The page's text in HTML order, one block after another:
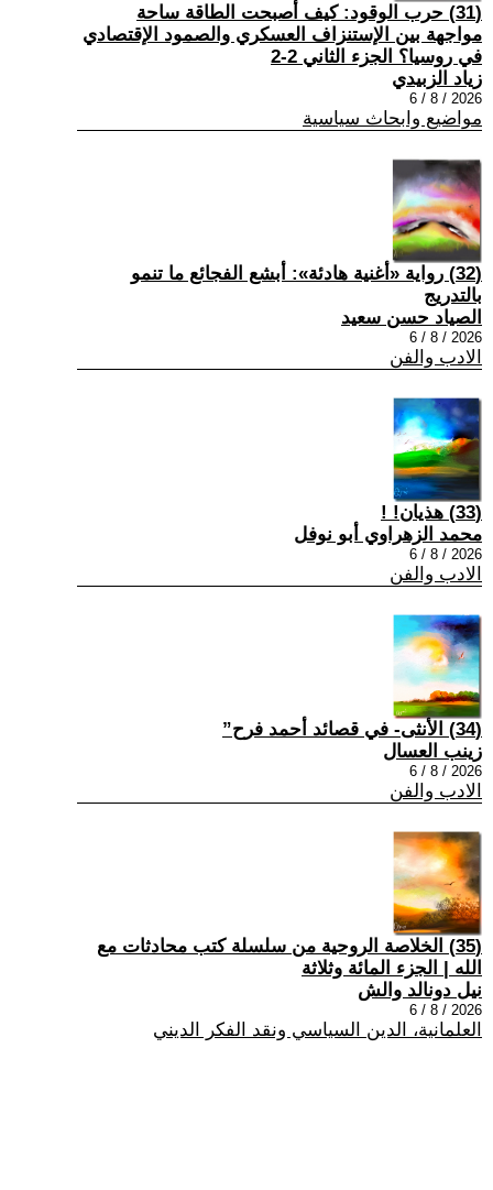
(31) حرب الوقود: كيف أصبحت الطاقة ساحة
مواجهة بين الإستنزاف العسكري والصمود الإقتصادي
في روسيا؟ الجزء الثاني 2-2
زياد الزبيدي
2026 / 8 / 6
مواضيع وابحاث سياسية
(32) رواية «أغنية هادئة»: أبشع الفجائع ما تنمو
بالتدريج
الصياد حسن سعيد
2026 / 8 / 6
الادب والفن
(33) هذيان! !
محمد الزهراوي أبو نوفل
2026 / 8 / 6
الادب والفن
(34) الأنثى- في قصائد أحمد فرح”
زينب العسال
2026 / 8 / 6
الادب والفن
(35) الخلاصة الروحية من سلسلة كتب محادثات مع
الله | الجزء المائة وثلاثة
نيل دونالد والش
2026 / 8 / 6
العلمانية، الدين السياسي ونقد الفكر الديني